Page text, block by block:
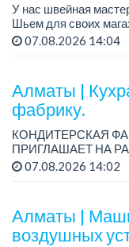
У нас швейная
Шьем для своих
белье, скатерти.
07.08.2026 14:04
Алматы |
фабрику.
КОНДИТЕРСКАЯ
ПРИГЛАШАЕТ НА
Зарплата: от 120 000
07.08.2026 14:02
Алматы |
воздушных